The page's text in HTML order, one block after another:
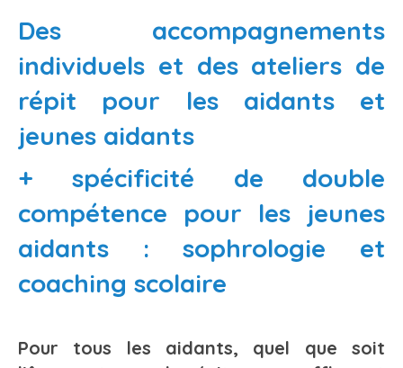
Des accompagnements
individuels et des ateliers de
répit pour les aidants et
jeunes aidants
+ spécificité de double
compétence pour les jeunes
aidants : sophrologie et
coaching scolaire
Pour tous les aidants, quel que soit